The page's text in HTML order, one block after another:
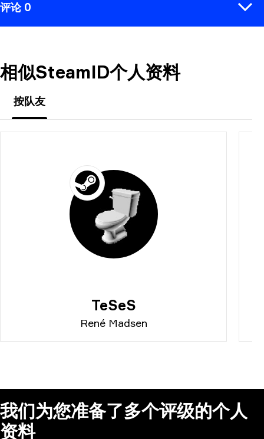
评论 0
评论
相似SteamID个人资料
按队友
TeSeS
René Madsen
我们为您准备了多个评级的个人
资料